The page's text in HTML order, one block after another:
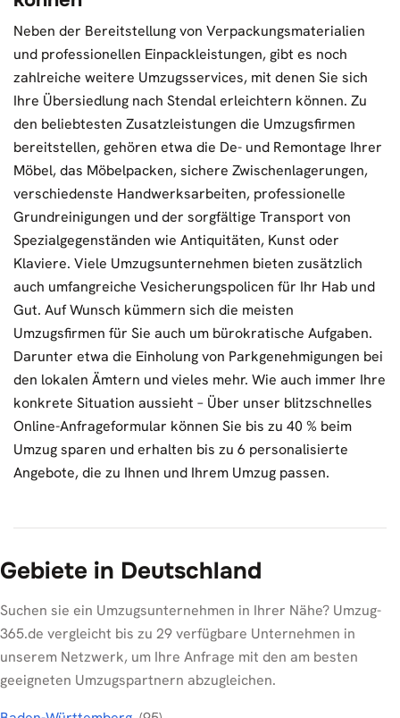
Neben der Bereitstellung von Verpackungsmaterialien
und professionellen Einpackleistungen, gibt es noch
zahlreiche weitere Umzugsservices, mit denen Sie sich
Ihre Übersiedlung nach Stendal erleichtern können. Zu
den beliebtesten Zusatzleistungen die Umzugsfirmen
bereitstellen, gehören etwa die De- und Remontage Ihrer
Möbel, das Möbelpacken, sichere Zwischenlagerungen,
verschiedenste Handwerksarbeiten, professionelle
Grundreinigungen und der sorgfältige Transport von
Spezialgegenständen wie Antiquitäten, Kunst oder
Klaviere. Viele Umzugsunternehmen bieten zusätzlich
auch umfangreiche Vesicherungspolicen für Ihr Hab und
Gut. Auf Wunsch kümmern sich die meisten
Umzugsfirmen für Sie auch um bürokratische Aufgaben.
Darunter etwa die Einholung von Parkgenehmigungen bei
den lokalen Ämtern und vieles mehr. Wie auch immer Ihre
konkrete Situation aussieht – Über unser blitzschnelles
Online-Anfrageformular können Sie bis zu 40 % beim
Umzug sparen und erhalten bis zu 6 personalisierte
Angebote, die zu Ihnen und Ihrem Umzug passen.
Gebiete in Deutschland
Suchen sie ein Umzugsunternehmen in Ihrer Nähe? Umzug-
365.de vergleicht bis zu 29 verfügbare Unternehmen in
unserem Netzwerk, um Ihre Anfrage mit den am besten
geeigneten Umzugspartnern abzugleichen.